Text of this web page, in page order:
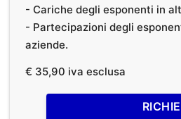
- Cariche degli esponenti in
- Partecipazioni degli
aziende.
€ 35,90 iva esclusa